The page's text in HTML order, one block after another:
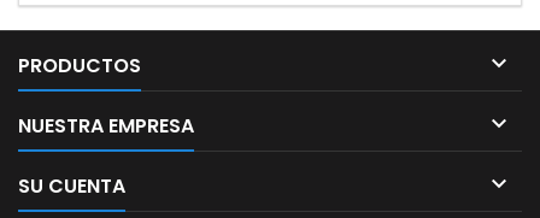
PRODUCTOS 
NUESTRA EMPRESA 
SU CUENTA 